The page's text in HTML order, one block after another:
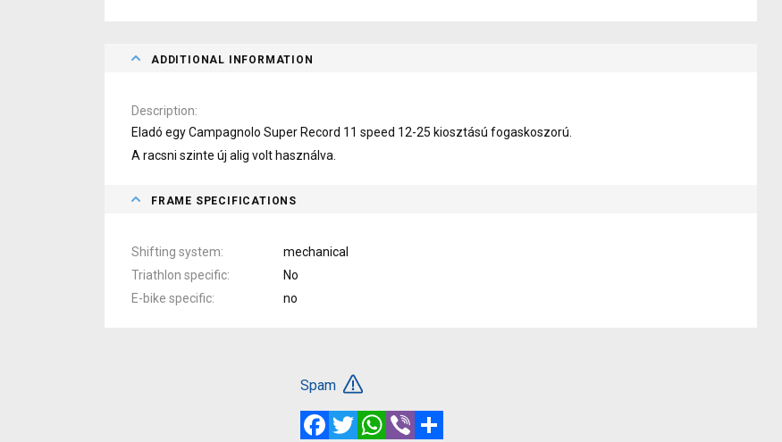
ADDITIONAL INFORMATION
Description
Eladó egy Campagnolo Super Record 11 speed 12-25 kiosztású fogaskoszorú.
A racsni szinte új alig volt használva.
FRAME SPECIFICATIONS
Shifting system
mechanical
Triathlon specific
No
E-bike specific
no
Spam
FacebookTwitterWhatsApp
Viber